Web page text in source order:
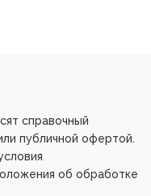
справочный
публичной офертой.
об обработке